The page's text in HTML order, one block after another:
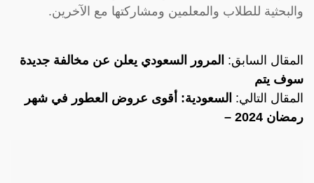
والبحثية للطلاب والمعلمين ومشاركتها مع الآخرين.
المقال السابق: المرور السعودي يعلن عن مخالفة جديدة
سوف يتم
المقال التالي: السعودية: أقوى عروض العطور في شهر
رمضان 2024 –